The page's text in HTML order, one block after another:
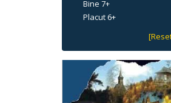
Bine 7+
Placut 6+